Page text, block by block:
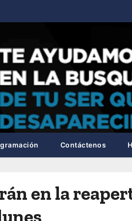
Contáctenos
en la